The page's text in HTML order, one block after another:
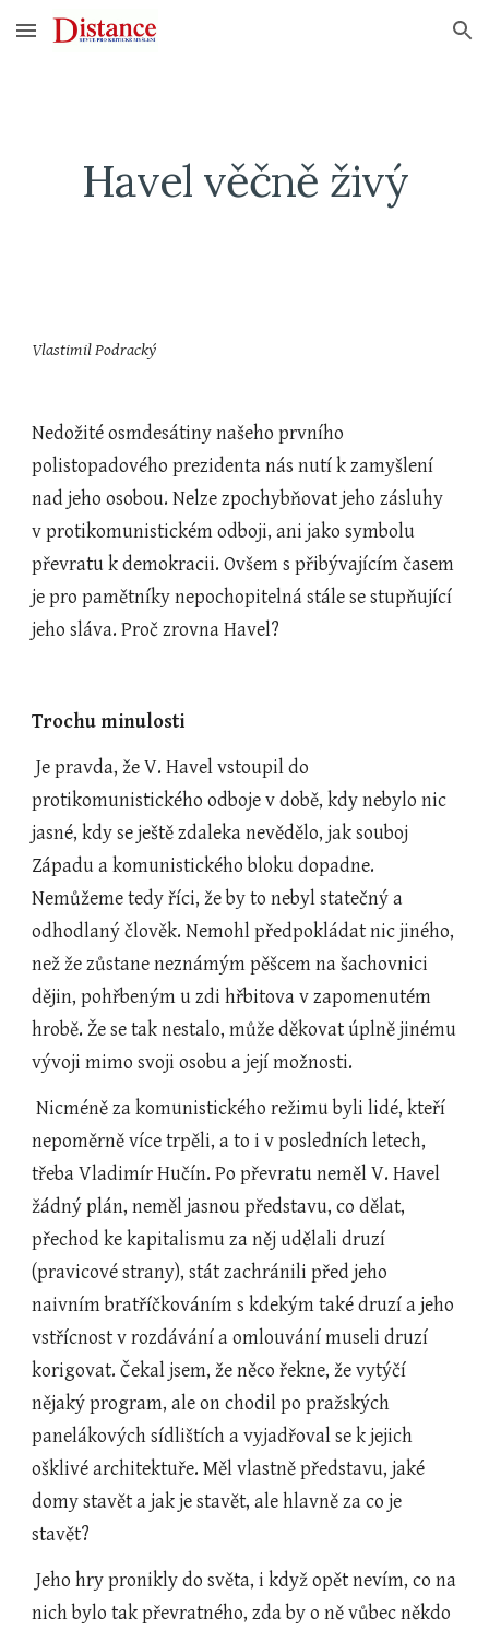
Skip to main content Skip to navigation
Havel věčně živý
Vlastimil Podracký
Nedožité osmdesátiny našeho prvního
polistopadového prezidenta nás nutí k zamyšlení
nad jeho osobou. Nelze zpochybňovat jeho zásluhy
v protikomunistickém odboji, ani jako symbolu
převratu k demokracii. Ovšem s přibývajícím časem
je pro pamětníky nepochopitelná stále se stupňující
jeho sláva. Proč zrovna Havel?
Trochu minulosti
Je pravda, že V. Havel vstoupil do
protikomunistického odboje v době, kdy nebylo nic
jasné, kdy se ještě zdaleka nevědělo, jak souboj
Západu a komunistického bloku dopadne.
Nemůžeme tedy říci, že by to nebyl statečný a
odhodlaný člověk. Nemohl předpokládat nic jiného,
než že zůstane neznámým pěšcem na šachovnici
dějin, pohřbeným u zdi hřbitova v zapomenutém
hrobě. Že se tak nestalo, může děkovat úplně jinému
vývoji mimo svoji osobu a její možnosti.
Nicméně za komunistického režimu byli lidé, kteří
nepoměrně více trpěli, a to i v posledních letech,
třeba Vladimír Hučín. Po převratu neměl V. Havel
žádný plán, neměl jasnou představu, co dělat,
přechod ke kapitalismu za něj udělali druzí
(pravicové strany), stát zachránili před jeho
naivním bratříčkováním s kdekým také druzí a jeho
vstřícnost v rozdávání a omlouvání museli druzí
korigovat. Čekal jsem, že něco řekne, že vytýčí
nějaký program, ale on chodil po pražských
panelákových sídlištích a vyjadřoval se k jejich
ošklivé architektuře. Měl vlastně představu, jaké
domy stavět a jak je stavět, ale hlavně za co je
stavět?
Jeho hry pronikly do světa, i když opět nevím, co na
nich bylo tak převratného, zda by o ně vůbec někdo